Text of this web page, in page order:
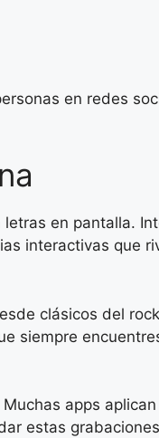
en redes
en pantalla.
interactivas que
clásicos del
siempre
apps
estas